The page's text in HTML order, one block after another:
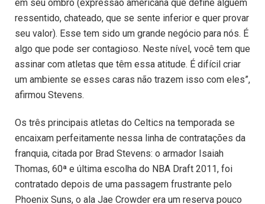
em seu ombro (expressão americana que define alguém
ressentido, chateado, que se sente inferior e quer provar
seu valor). Esse tem sido um grande negócio para nós. É
algo que pode ser contagioso. Neste nível, você tem que
assinar com atletas que têm essa atitude. É difícil criar
um ambiente se esses caras não trazem isso com eles”,
afirmou Stevens.
Os três principais atletas do Celtics na temporada se
encaixam perfeitamente nessa linha de contratações da
franquia, citada por Brad Stevens: o armador Isaiah
Thomas, 60ª e última escolha do NBA Draft 2011, foi
contratado depois de uma passagem frustrante pelo
Phoenix Suns, o ala Jae Crowder era um reserva pouco